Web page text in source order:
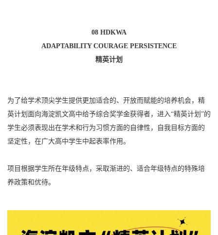
08 HDKWA
ADAPTABILITY COURAGE PERSISTENCE
精英计划
为了给学术顶尖学生提供更加适合的、开放而赋能的培养机会，精
英计划面向海淀凯文高中给予综合奖学金获得者，进入“精英计划”的
学生必须表现出在学术和行为习惯方面的自律性，自我目标方面的
坚定性，在广大高中学生中起表率作用。
项目根据学生所在年级特点，采取渐进的、适合年级特点的特殊培
养政策和优待。